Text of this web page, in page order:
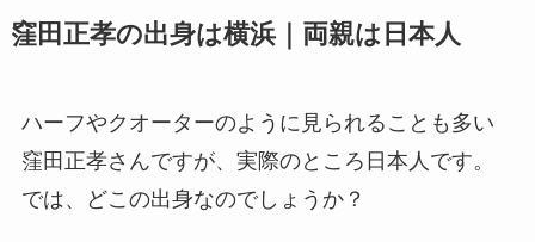
窪田正孝の出身は横浜｜両親は日本人
ハーフやクオーターのように見られることも多い
窪田正孝さんですが、実際のところ日本人です。
では、どこの出身なのでしょうか？